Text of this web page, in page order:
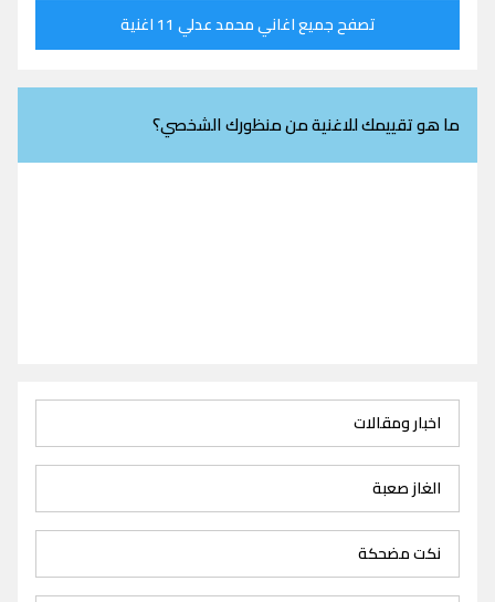
تصفح جميع اغاني محمد عدلي 11 اغنية
ما هو تقييمك للاغنية من منظورك الشخصي؟
اخبار ومقالات
الغاز صعبة
نكت مضحكة